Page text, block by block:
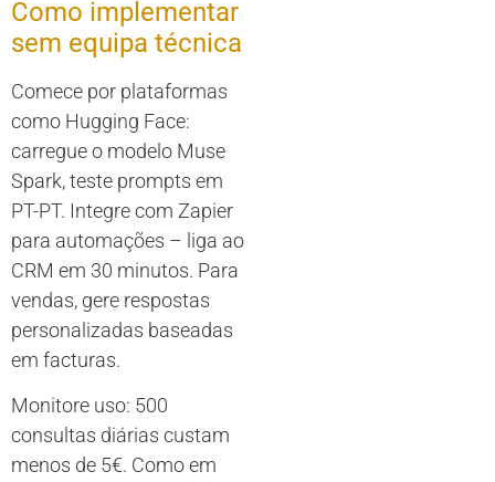
Como implementar
sem equipa técnica
Comece por plataformas
como Hugging Face:
carregue o modelo Muse
Spark, teste prompts em
PT-PT. Integre com Zapier
para automações – liga ao
CRM em 30 minutos. Para
vendas, gere respostas
personalizadas baseadas
em facturas.
Monitore uso: 500
consultas diárias custam
menos de 5€. Como em